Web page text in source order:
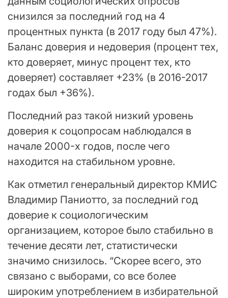
снизился за последний год на 4
процентных пункта (в 2017 году был 47%).
Баланс доверия и недоверия (процент тех,
кто доверяет, минус процент тех, кто
доверяет) составляет +23% (в 2016-2017
годах был +36%).
Последний раз такой низкий уровень
доверия к соцопросам наблюдался в
начале 2000-х годов, после чего
находится на стабильном уровне.
Как отметил генеральный директор КМИС
Владимир Паниотто, за последний год
доверие к социологическим
организацием, которое было стабильно в
течение десяти лет, статистически
значимо снизилось. “Скорее всего, это
связано с выборами, со все более
широким употреблением в избирательной